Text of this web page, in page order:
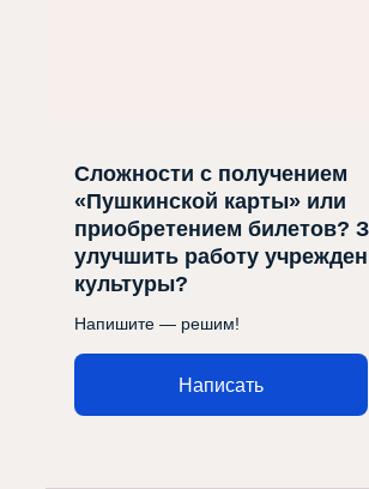
Сложности с получением
«Пушкинской карты» или
приобретением билетов?
улучшить работу
культуры?
Напишите — решим!
Написать